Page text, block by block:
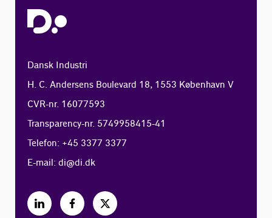
Dansk Industri
H. C. Andersens Boulevard 18, 1553 København V
CVR-nr. 16077593
Transparency-nr. 5749958415-41
Telefon: +45 3377 3377
E-mail:di@di.dk